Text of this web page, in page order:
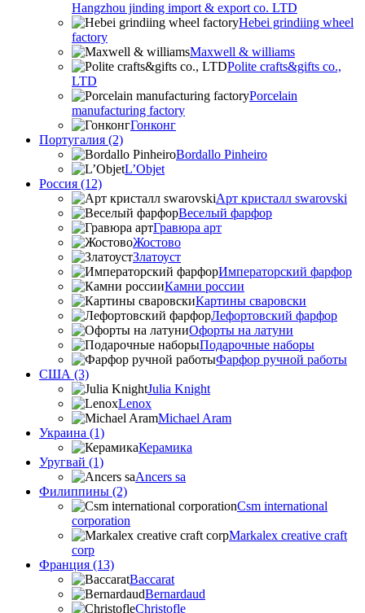
Hangzhou jinding import & export co. LTD
Hebei grindiing wheel
factory
Maxwell & williams
Polite crafts&gifts co.,
LTD
Porcelain
manufacturing factory
Гонконг
Португалия (2)
Bordallo Pinheiro
L’Objet
Россия (12)
Арт кристалл swarovski
Веселый фарфор
Гравюра арт
Жостово
Златоуст
Императорский фарфор
Камни россии
Картины сваровски
Лефортовский фарфор
Офорты на латуни
Подарочные наборы
Фарфор ручной работы
США (3)
Julia Knight
Lenox
Michael Aram
Украина (1)
Керамика
Уругвай (1)
Ancers sa
Филиппины (2)
Csm international
corporation
Markalex creative craft
corp
Франция (13)
Baccarat
Bernardaud
Christofle